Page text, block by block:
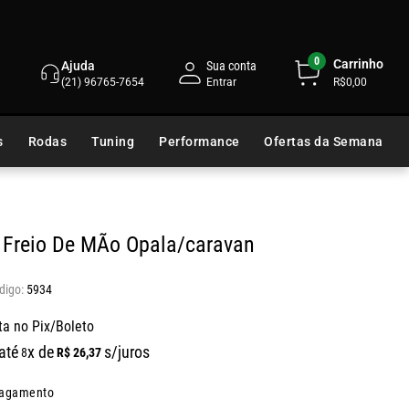
Ajuda
(21) 96765-7654
Sua conta 0 Carrinho
R$0,00
Rodas Tuning Performance Ofertas da Semana
De MÃo Opala/caravan
5934
no Pix/Boleto
8x de R$ 26,37 s/juros